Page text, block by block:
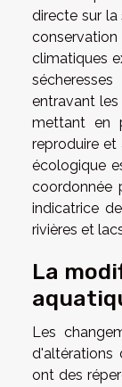
directe sur la
climatiques
entravant
mettant en
reproduire et
écologique
coordonnée
indicatrice
rivières et
La
Les
d'altérations
ont des